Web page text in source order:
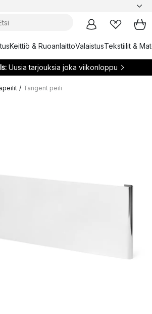
Keittiö & RuoanlaittoValaistusTekstiilit &
Uusia tarjouksia joka viikonloppu
/ Tangent peili